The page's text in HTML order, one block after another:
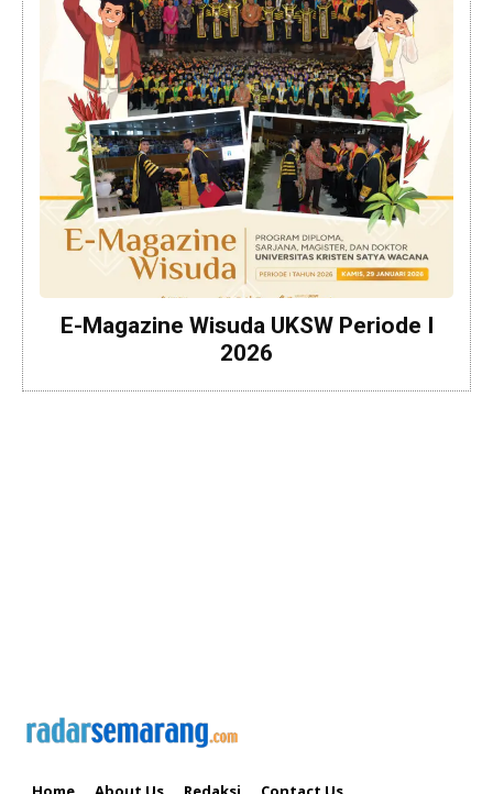
E-Magazine Wisuda UKSW Periode I
2026